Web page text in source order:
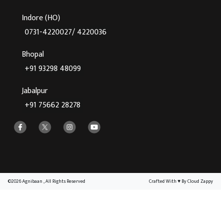
Indore (HO)
0731-4220027/ 4220036
Bhopal
+91 93298 48099
Jabalpur
+91 75662 28278
©2026 Agnibaan , All Rights Reserved Crafted With♥By Cloud Zappy